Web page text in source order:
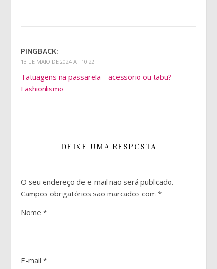
PINGBACK:
13 DE MAIO DE 2024 AT 10:22
Tatuagens na passarela – acessório ou tabu? -
Fashionlismo
DEIXE UMA RESPOSTA
O seu endereço de e-mail não será publicado.
Campos obrigatórios são marcados com *
Nome *
E-mail *